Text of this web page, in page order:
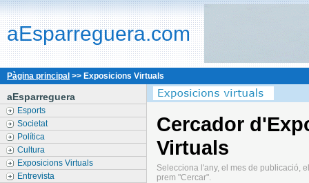
aEsparreguera.com
Pàgina principal >> Exposicions Virtuals
aEsparreguera
Esports
Societat
Política
Cultura
Exposicions Virtuals
Entrevista
Cercador
Virtuals
Selecciona l'any, el mes de publicació,
prem "Cercar".